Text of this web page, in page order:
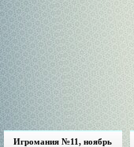
Игромания №11, ноябрь